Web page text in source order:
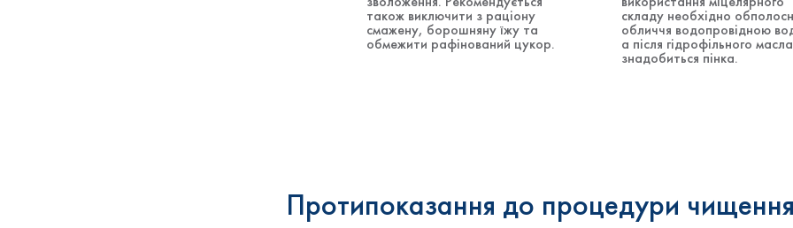
також виключити з раціону
смажену, борошняну їжу та
обмежити рафінований цукор.
складу необхідно
обличчя водопровідною
а після гідрофільного масла
знадобиться пінка.
Протипоказання до процедури